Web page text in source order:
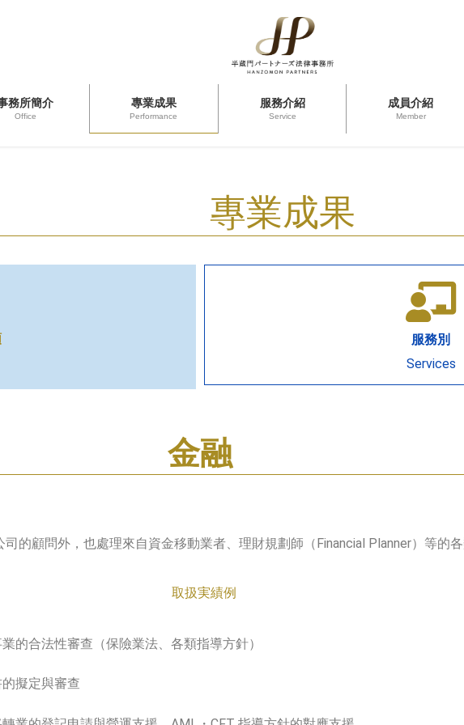
務所簡介
Office
專業成果
Performance
服務介紹
Service
成員介紹
Member
專業成果
服務別
Services
金融
的顧問外，也處理來自資金移動業者、理財規劃師（Financial Planner）等的各
取扱実績例
的合法性審查（保險業法、各類指導方針）
擬定與審查